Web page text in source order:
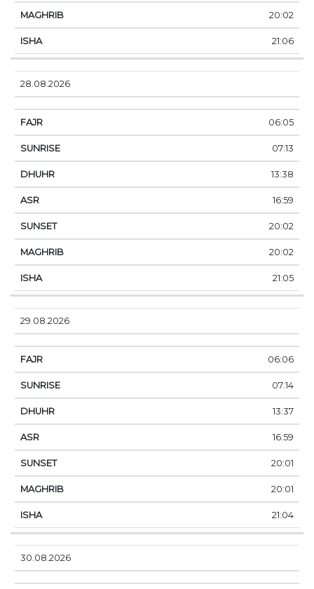
20:02
21:06
28.08.2026
06:05
07:13
13:38
16:59
20:02
20:02
21:05
29.08.2026
06:06
07:14
13:37
16:59
20:01
20:01
21:04
30.08.2026